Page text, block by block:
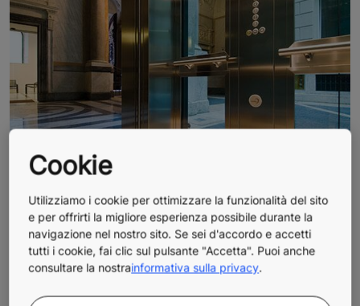
Cookie
Utilizziamo i cookie per ottimizzare la funzionalità del sito
e per offrirti la migliore esperienza possibile durante la
navigazione nel nostro sito. Se sei d'accordo e accetti
tutti i cookie, fai clic sul pulsante "Accetta". Puoi anche
consultare la nostrainformativa sulla privacy.